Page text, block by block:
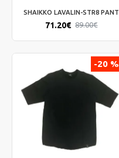
SHAIKKO LAVALIN-STR8 PANT
71.20€ 89.00€
-20 %